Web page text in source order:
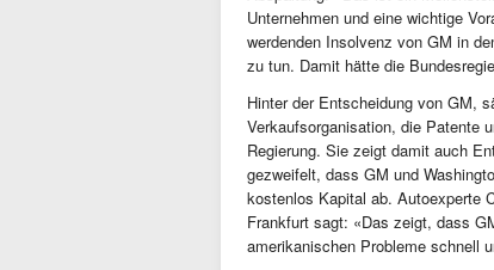
Unternehmen und eine wichtige
werdenden Insolvenz von GM in
zu tun. Damit hätte die
Hinter der Entscheidung von GM,
Verkaufsorganisation, die Patente
Regierung. Sie zeigt damit auch
gezweifelt, dass GM und
kostenlos Kapital ab. Autoexperte
Frankfurt sagt: «Das zeigt, dass
amerikanischen Probleme schnell